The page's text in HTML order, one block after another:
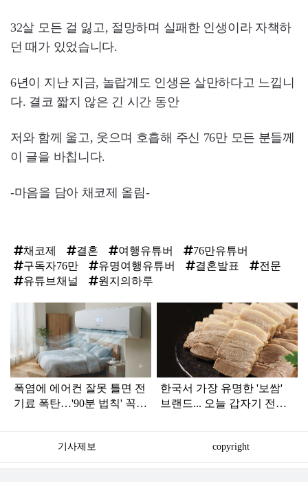
32살 모든 걸 잃고, 절망하며 실패한 인생이라 자책하
던 때가 있었습니다.
6년이 지난 지금, 놀랍게도 인생은 살만하다고 느낍니
다. 결코 짧지 않은 긴 시간 동안
저와 함께 울고, 웃으며 호흡해 주신 76만 모든 분들께
이 글을 바칩니다.
-마음을 담아 채코제 올림-
채코제 결혼 여행유튜버
76만유튜버
구독자76만
유명여행유튜버 결혼발표
전문
유튜브채널
원지의하루
라
폭염에 에어컨 잘못 틀면 전
기료 폭탄…'90분 법칙' 꼭
한국서 가장 유명한 '보쌈'
브랜드... 오늘 갑자기 전해
기사제보 copyright